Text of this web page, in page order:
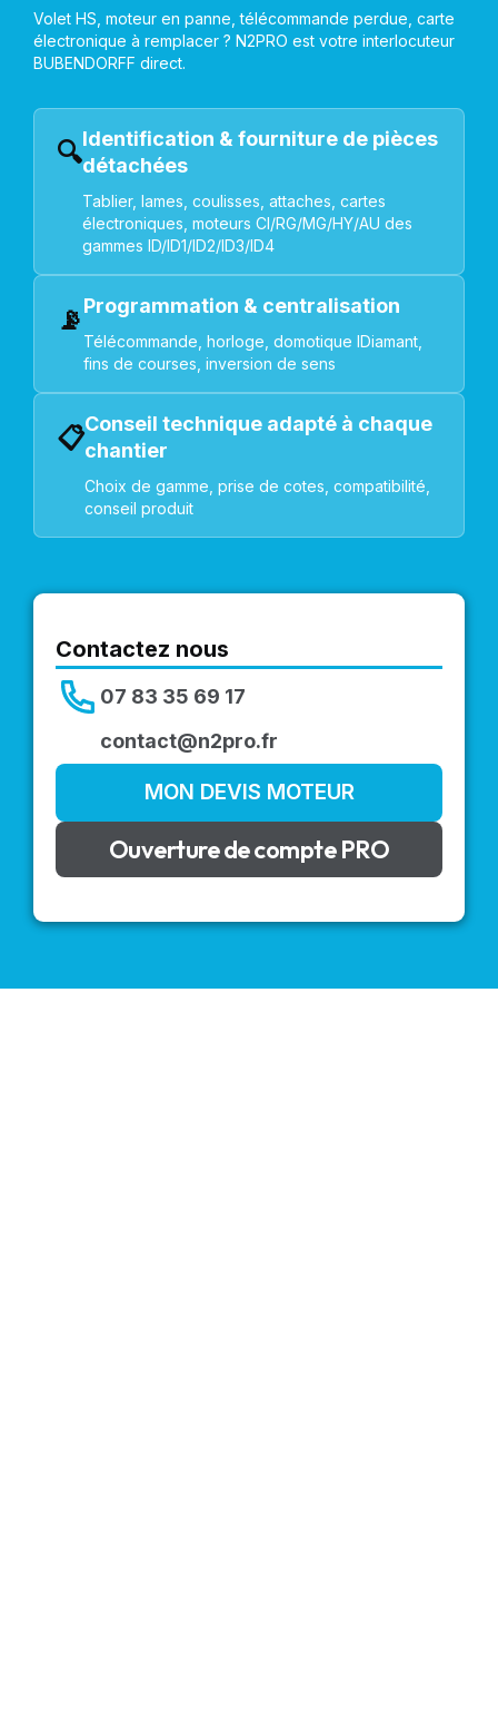
Volet HS, moteur en panne, télécommande perdue, carte
électronique à remplacer ? N2PRO est votre interlocuteur
BUBENDORFF direct.
🔍Identification & fourniture de pièces
détachées
Tablier, lames, coulisses, attaches, cartes
électroniques, moteurs CI/RG/MG/HY/AU des
gammes ID/ID1/ID2/ID3/ID4
📡Programmation & centralisation
Télécommande, horloge, domotique IDiamant,
fins de courses, inversion de sens
📋Conseil technique adapté à chaque
chantier
Choix de gamme, prise de cotes, compatibilité,
conseil produit
Contactez nous
07 83 35 69 17
contact@n2pro.fr
MON DEVIS MOTEUR
Ouverture de compte PRO